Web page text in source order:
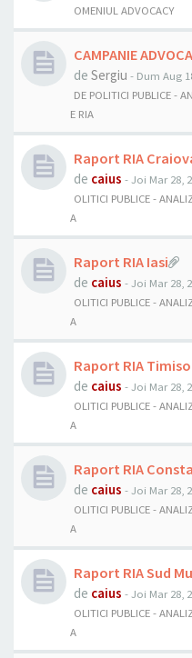
OMENIUL ADVOCACY
CAMPANIE
de Sergiu - Dum Aug
DE POLITICI PUBLICE -
E RIA
Raport RIA
de caius - Joi Mar 28,
OLITICI PUBLICE -
A
Raport RIA Iasi
de caius - Joi Mar 28,
OLITICI PUBLICE -
A
Raport RIA
de caius - Joi Mar 28,
OLITICI PUBLICE -
A
Raport RIA
de caius - Joi Mar 28,
OLITICI PUBLICE -
A
Raport RIA Sud
de caius - Joi Mar 28,
OLITICI PUBLICE -
A